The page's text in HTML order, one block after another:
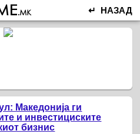
↵ НАЗАД
Македонија ги
и инвестициските
бизнис